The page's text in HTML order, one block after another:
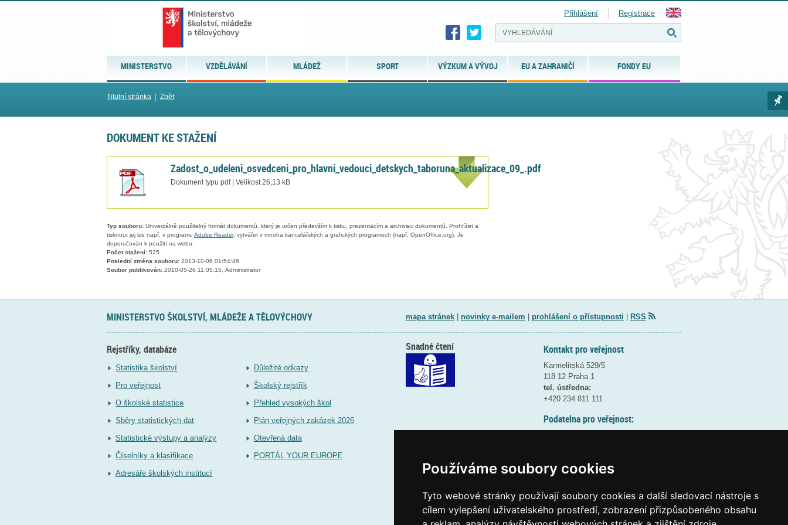
Používáme soubory cookies
Tyto webové stránky používají soubory cookies a další sledovací nástroje s
cílem vylepšení uživatelského prostředí, zobrazení přizpůsobeného obsahu
MINISTERSTVO VZDĚLÁVÁNÍ MLÁDEŽ SPORT VÝZKUM A VÝVOJ EU A ZAHRANIČÍ FONDY EU
Přihlášení Registrace
Titulní stránka Zpět
DOKUMENT KE STAŽENÍ
Zadost_o_udeleni_osvedceni_pro_hlavni_vedouci_detskych_taboruna_aktualizace_09_.pdf
Dokument typu pdf | Velikost 26,13 kB
Typ souboru: Univerzálně použitelný formát dokumentů, který je určen především k tisku, prezentacím a archivaci dokumentů. Prohlížet a
tisknout jej lze např. v programu Adobe Reader, vytvářet v mnoha kancelářských a grafických programech (např. OpenOffice.org). Je
doporučován k použití na webu.
Počet stažení: 525
Poslední změna souboru: 2013-10-06 01:54:46
Soubor publikován: 2010-05-26 11:05:15, Administrator
MINISTERSTVO ŠKOLSTVÍ, MLÁDEŽE A TĚLOVÝCHOVY mapa stránek| novinky e-mailem prohlášení o přístupnosti RSS
Rejstříky, databáze
Statistika školství
Pro veřejnost
O školské statistice
Sběry statistických dat
Statistické výstupy a analýzy
Číselníky a klasifikace
Adresáře školských institucí
Důležité odkazy
Školský rejstřík
Přehled vysokých škol
Plán veřejných zakázek 2026
Otevřená data
PORTÁL YOUR EUROPE
Kontakt pro veřejnost
Karmelitská 529/5
118 12 Praha 1
tel. ústředna:
+420 234 811 111
Podatelna pro veřejnost:
(více informací
Elektronická podatelna:
Snadné čtení